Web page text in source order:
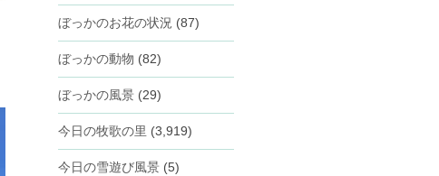
ぼっかのお花の状況 (87)
ぼっかの動物 (82)
ぼっかの風景 (29)
今日の牧歌の里 (3,919)
今日の雪遊び風景 (5)